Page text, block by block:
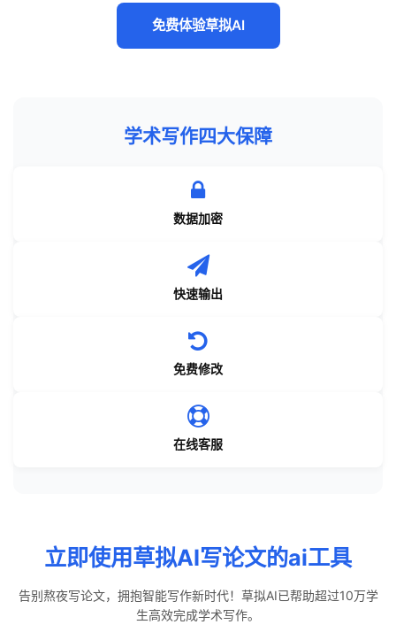
免费体验草拟AI
学术写作四大保障
数据加密
快速输出
免费修改
在线客服
立即使用草拟AI写论文的ai工具
告别熬夜写论文，拥抱智能写作新时代！草拟AI已帮助超过10万学
生高效完成学术写作。